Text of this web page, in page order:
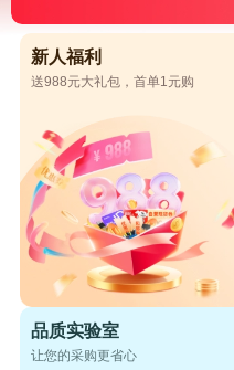
新人福利
送988元大礼包，首单1元购
品质实验室
让您的采购更省心